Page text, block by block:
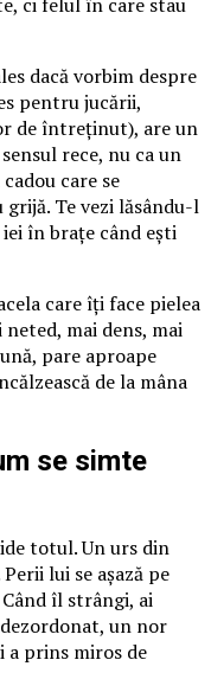
dacă vorbim despre
pentru jucării,
de întreținut), are un
rece, nu ca un
care se
Te vezi lăsându-l
în brațe când ești
care îți face pielea
neted, mai dens, mai
pare aproape
de la mâna
se simte
totul. Un urs din
lui se așază pe
îl strângi, ai
un nor
a prins miros de